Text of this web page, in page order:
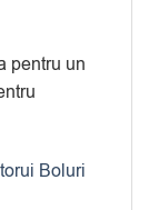
pentru un
Boluri